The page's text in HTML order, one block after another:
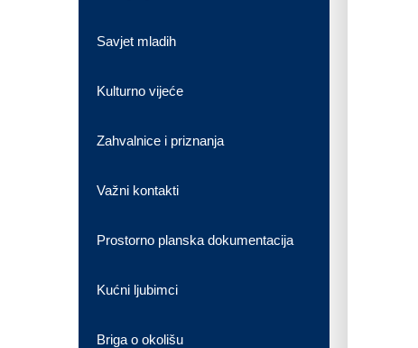
Savjet mladih
Kulturno vijeće
Zahvalnice i priznanja
Važni kontakti
Prostorno planska dokumentacija
Kućni ljubimci
Briga o okolišu